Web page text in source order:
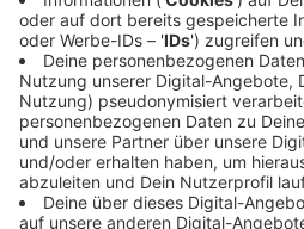
"Ich hatte das Gefühl, dass es
etwas Neues auszuprobieren.
auf so viele Arten meinen
jetzt ist es an der Zeit, die
zu nehmen. Ich werde der
League of Legends aller Zeiten
ich die beste Worlds-Hymne
die größte, coolste und